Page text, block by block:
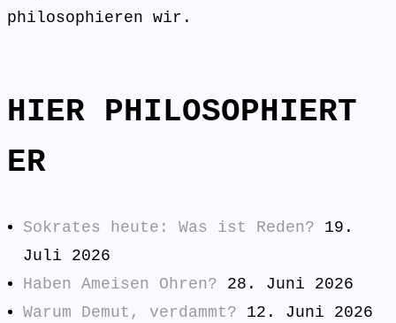
philosophieren wir.
HIER PHILOSOPHIERT
ER
Sokrates heute: Was ist Reden?
19.
Juli 2026
Haben Ameisen Ohren?
28. Juni 2026
Warum Demut, verdammt?
12. Juni 2026